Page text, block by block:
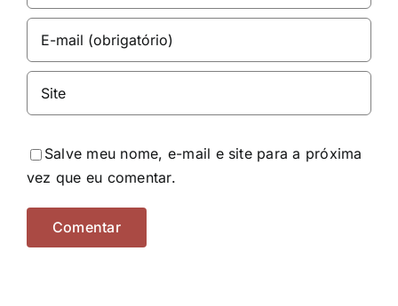
Salve meu nome, e-mail e site para a próxima
vez que eu comentar.